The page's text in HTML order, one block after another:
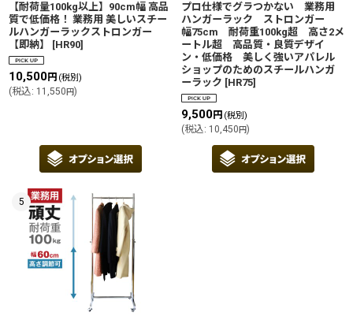
【耐荷量100kg以上】90cm幅 高品
質で低価格！ 業務用 美しいスチー
ルハンガーラックストロンガー
【即納】
[HR90]
10,500円 (税別)
(税込: 11,550円)
プロ仕様でグラつかない 業務用
ハンガーラック ストロンガー
幅75cm 耐荷重100kg超 高さ2メ
ートル超 高品質・良質デザイ
ン・低価格 美しく強いアパレル
ショップのためのスチールハンガ
ーラック [HR75]
9,500円 (税別)
(税込: 10,450円)
5